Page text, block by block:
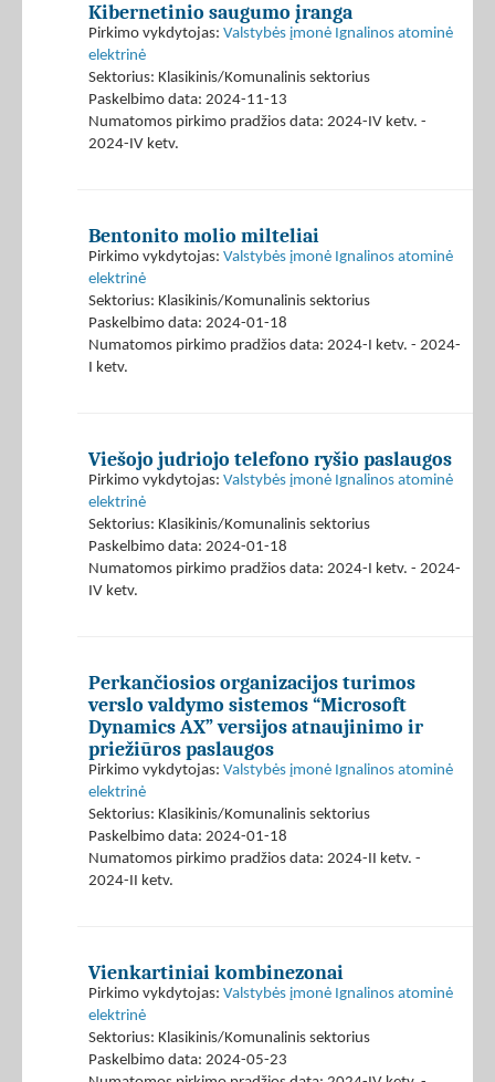
Kibernetinio saugumo įranga
Pirkimo vykdytojas: Valstybės įmonė Ignalinos atominė
elektrinė
Sektorius: Klasikinis/Komunalinis sektorius
Paskelbimo data: 2024-11-13
Numatomos pirkimo pradžios data: 2024-IV ketv. -
2024-IV ketv.
Bentonito molio milteliai
Pirkimo vykdytojas: Valstybės įmonė Ignalinos atominė
elektrinė
Sektorius: Klasikinis/Komunalinis sektorius
Paskelbimo data: 2024-01-18
Numatomos pirkimo pradžios data: 2024-I ketv. - 2024-
I ketv.
Viešojo judriojo telefono ryšio paslaugos
Pirkimo vykdytojas: Valstybės įmonė Ignalinos atominė
elektrinė
Sektorius: Klasikinis/Komunalinis sektorius
Paskelbimo data: 2024-01-18
Numatomos pirkimo pradžios data: 2024-I ketv. - 2024-
IV ketv.
Perkančiosios organizacijos turimos
verslo valdymo sistemos “Microsoft
Dynamics AX” versijos atnaujinimo ir
priežiūros paslaugos
Pirkimo vykdytojas: Valstybės įmonė Ignalinos atominė
elektrinė
Sektorius: Klasikinis/Komunalinis sektorius
Paskelbimo data: 2024-01-18
Numatomos pirkimo pradžios data: 2024-II ketv. -
2024-II ketv.
Vienkartiniai kombinezonai
Pirkimo vykdytojas: Valstybės įmonė Ignalinos atominė
elektrinė
Sektorius: Klasikinis/Komunalinis sektorius
Paskelbimo data: 2024-05-23